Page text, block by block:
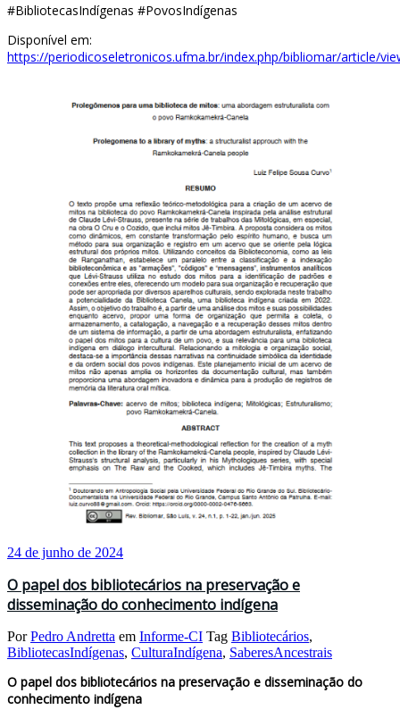
#BibliotecasIndígenas #PovosIndígenas
Disponível em:
https://periodicoseletronicos.ufma.br/index.php/bibliomar/article/
24 de junho de 2024
O papel dos bibliotecários na preservação e
disseminação do conhecimento indígena
PorPedro Andretta em Informe-CI Tag Bibliotecários,
BibliotecasIndígenas, CulturaIndígena, SaberesAncestrais
O papel dos bibliotecários na preservação e disseminação do
conhecimento indígena